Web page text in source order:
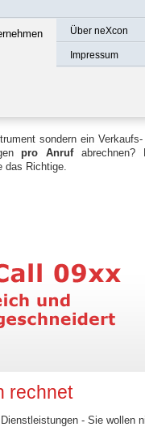
Über neXcon
Impressum
sondern ein
pro Anrufabrechnen?
das Richtige.
rechnet
- Sie wollen